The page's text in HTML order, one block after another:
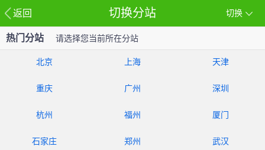
返回 切换
切换分站
热门分站 请选择您当前所在分站
北京 上海 天津
重庆 广州 深圳
杭州 福州 厦门
石家庄 郑州 武汉